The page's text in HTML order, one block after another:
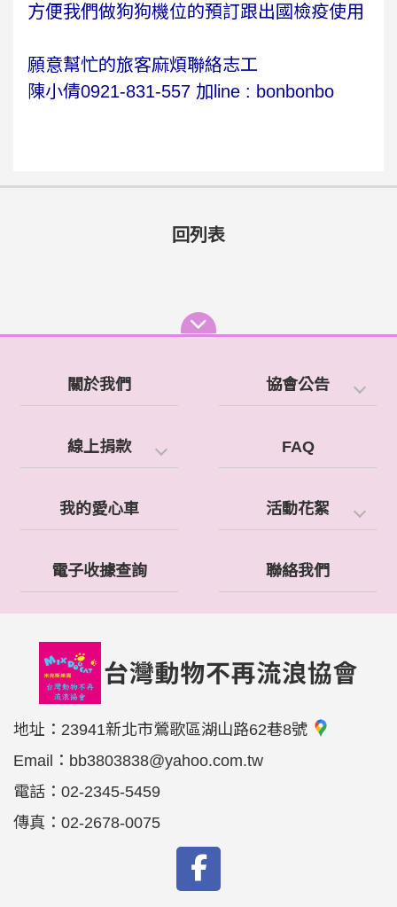
方便我們做狗狗機位的預訂跟出國檢疫使用
願意幫忙的旅客麻煩聯絡志工
陳小倩0921-831-557 加line : bonbonbo
回列表
關於我們 協會公告
線上捐款 FAQ
我的愛心車 活動花絮
電子收據查詢 聯絡我們
地址： 23941新北市鶯歌區湖山路62巷8號
Email： bb3803838@yahoo.com.tw
電話： 02-2345-5459
傳真： 02-2678-0075